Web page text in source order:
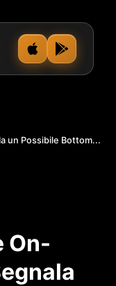
un Possibile Bottom...
On-